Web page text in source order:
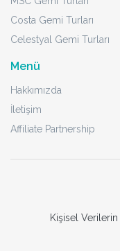
Costa Gemi Turları
Celestyal Gemi Turları
Menü
Hakkımızda
İletişim
Affiliate Partnership
Kişisel Verilerin